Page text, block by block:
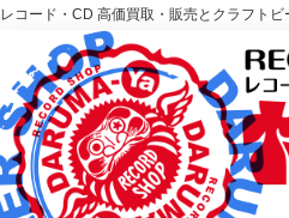
レコード・CD 高価買取・販売とクラフト
レコード高価買取はこちら
HOME